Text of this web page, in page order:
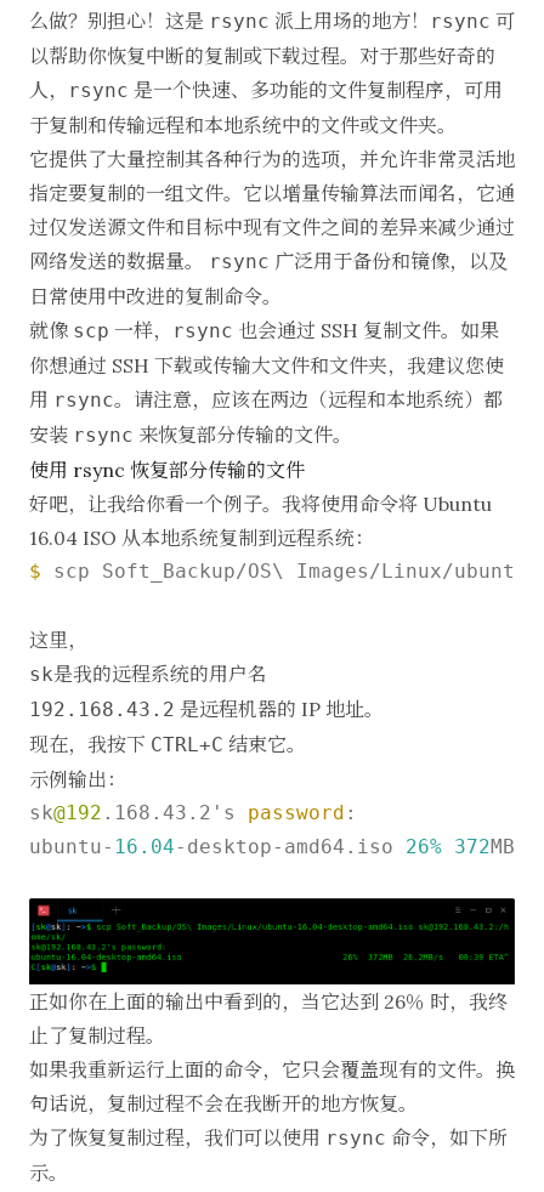
么做？别担心！这是 rsync 派上用场的地方！ rsync 可
以帮助你恢复中断的复制或下载过程。对于那些好奇的
人，
rsync 是一个快速、多功能的文件复制程序，可用
于复制和传输远程和本地系统中的文件或文件夹。
它提供了大量控制其各种行为的选项，并允许非常灵活地
指定要复制的一组文件。它以增量传输算法而闻名，它通
过仅发送源文件和目标中现有文件之间的差异来减少通过
网络发送的数据量。
rsync 广泛用于备份和镜像，以及
日常使用中改进的复制命令。
就像 scp 一样， rsync 也会通过 SSH 复制文件。如果
你想通过 SSH 下载或传输大文件和文件夹，我建议您使
用 rsync。请注意，应该在两边（远程和本地系统）都
安装 rsync 来恢复部分传输的文件。
使用 rsync 恢复部分传输的文件
好吧，让我给你看一个例子。我将使用命令将 Ubuntu
16.04 ISO 从本地系统复制到远程系统：
$ scp Soft_Backup/OS\ Images/Linux/ubuntu-
这里，
sk是我的远程系统的用户名
192.168.43.2 是远程机器的 IP 地址。
现在，我按下 CTRL+C 结束它。
示例输出：
sk@192 .168.43.2's password :
ubuntu- 16.04-desktop-amd64.iso 26% 372MB
正如你在上面的输出中看到的，当它达到 26％ 时，我终
止了复制过程。
如果我重新运行上面的命令，它只会覆盖现有的文件。换
句话说，复制过程不会在我断开的地方恢复。
为了恢复复制过程，我们可以使用 rsync 命令，如下所
示。